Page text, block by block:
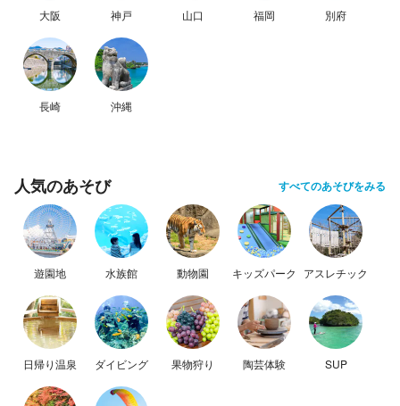
大阪 神戸 山口 福岡 別府
長崎 沖縄
人気のあそび すべてのあそびをみる
遊園地 水族館 動物園 キッズパーク アスレチック
日帰り温泉 ダイビング 果物狩り 陶芸体験 SUP